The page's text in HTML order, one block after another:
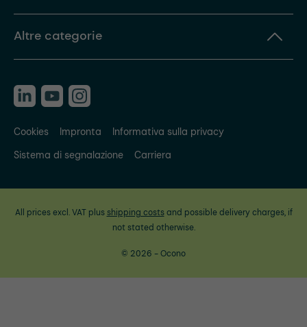
Altre categorie
Cookies Impronta
Informativa sulla privacy
Sistema di segnalazione
Carriera
All prices excl. VAT plus shipping costsand possible delivery charges, if
not stated otherwise.
© 2026 - Ocono